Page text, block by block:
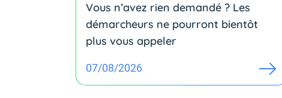
Vous n’avez rien demandé ? Les
démarcheurs ne pourront bientôt
plus vous appeler
07/08/2026